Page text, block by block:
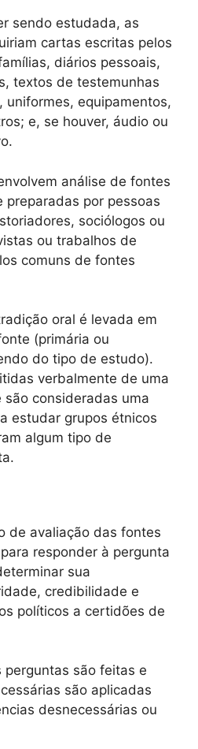
sendo estudada, as
cartas escritas pelos
diários pessoais,
textos de testemunhas
uniformes, equipamentos,
e, se houver, áudio ou
análise de fontes
preparadas por pessoas
sociólogos ou
ou trabalhos de
comuns de fontes
oral é levada em
(primária ou
do tipo de estudo).
verbalmente de uma
são consideradas uma
estudar grupos étnicos
algum tipo de
de avaliação das fontes
responder à pergunta
sua
credibilidade e
políticos a certidões de
são feitas e
são aplicadas
desnecessárias ou